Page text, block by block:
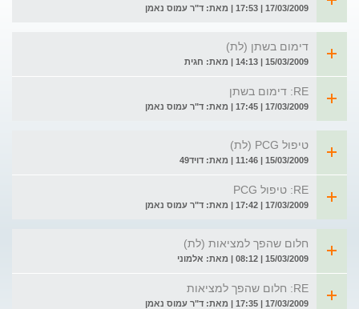
17/03/2009 | 17:53 | מאת: ד"ר עמוס נאמן
דימום בשתן (לת)
15/03/2009 | 14:13 | מאת: חגית
RE: דימום בשתן
17/03/2009 | 17:45 | מאת: ד"ר עמוס נאמן
טיפול PCG (לת)
15/03/2009 | 11:46 | מאת: דויד49
RE: טיפול PCG
17/03/2009 | 17:42 | מאת: ד"ר עמוס נאמן
חלום שהפך למציאות (לת)
15/03/2009 | 08:12 | מאת: אלמוני
RE: חלום שהפך למציאות
17/03/2009 | 17:35 | מאת: ד"ר עמוס נאמן